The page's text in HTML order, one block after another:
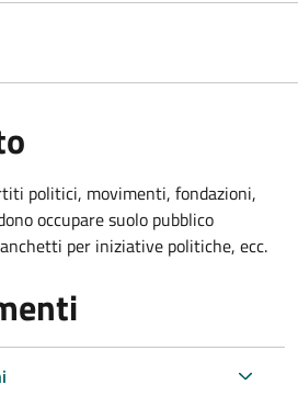
politici, movimenti, fondazioni,
occupare suolo pubblico
per iniziative politiche, ecc.